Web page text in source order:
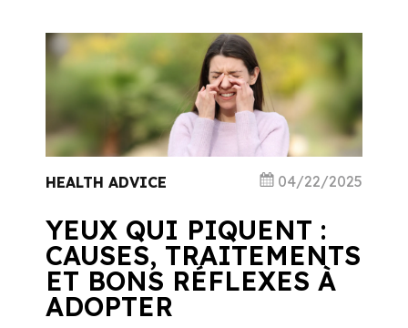
YEUX QUI PIQUENT :
CAUSES, TRAITEMENTS
ET BONS RÉFLEXES À
ADOPTER
HEALTH ADVICE 04/22/2025